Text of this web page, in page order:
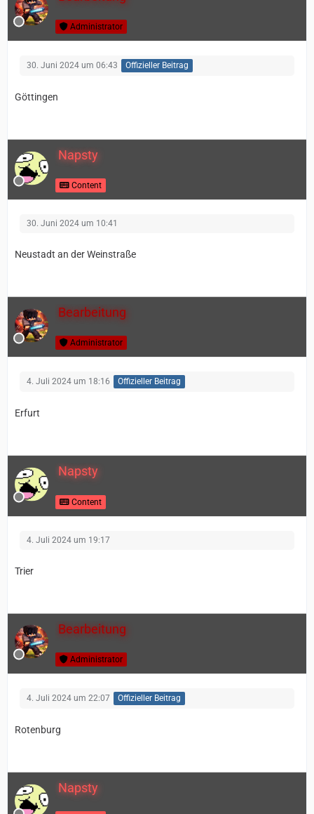
Administrator
30. Juni 2024 um 06:43 Offizieller Beitrag
Göttingen
Napsty
Content
30. Juni 2024 um 10:41
Neustadt an der Weinstraße
Bearbeitung
Administrator
4. Juli 2024 um 18:16 Offizieller Beitrag
Erfurt
Napsty
Content
4. Juli 2024 um 19:17
Trier
Bearbeitung
Administrator
4. Juli 2024 um 22:07 Offizieller Beitrag
Rotenburg
Napsty